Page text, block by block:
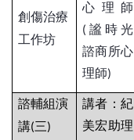
創傷治療
工作坊
心理師
( 謐時光
諮商所心
理師)
諮輔組演
講(三)
講者：紀
美宏助理